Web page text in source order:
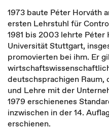
1973 baute Péter Horváth
ersten Lehrstuhl für
1981 bis 2003 lehrte Péter
Universität Stuttgart,
promovierten bei ihm. Er
deutschsprachigen Raum,
und Lehre mit der
1979 erschienenes
inzwischen in der 14.
erschienen.